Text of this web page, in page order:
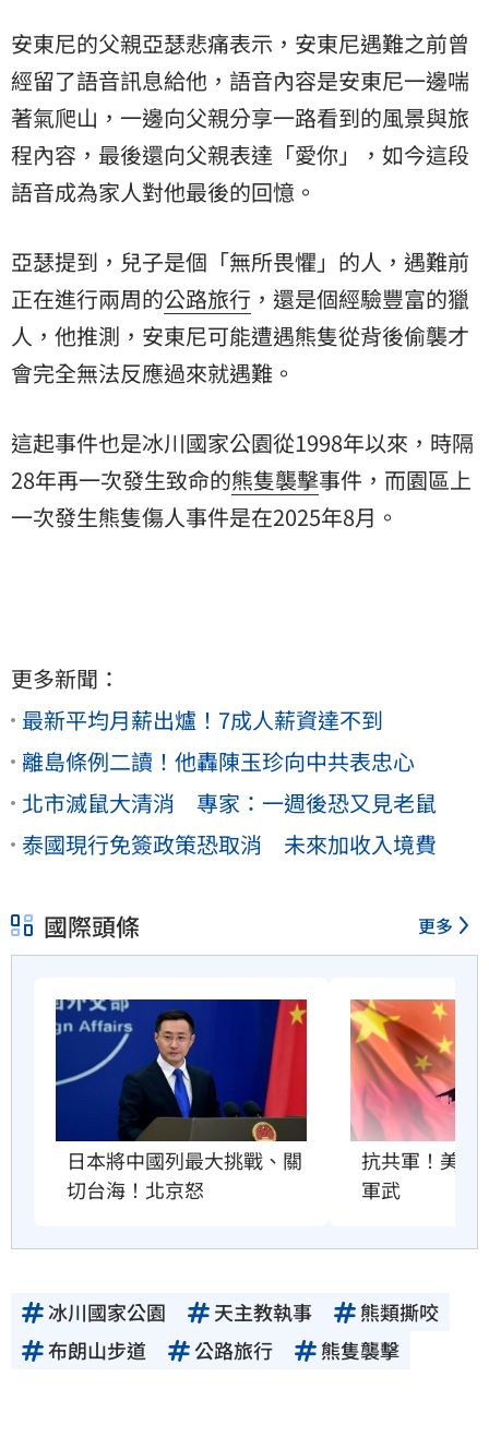
安東尼的父親亞瑟悲痛表示，安東尼遇難之前曾
經留了語音訊息給他，語音內容是安東尼一邊喘
著氣爬山，一邊向父親分享一路看到的風景與旅
程內容，最後還向父親表達「愛你」，如今這段
語音成為家人對他最後的回憶。
亞瑟提到，兒子是個「無所畏懼」的人，遇難前
正在進行兩周的公路旅行 ，還是個經驗豐富的獵
人，他推測，安東尼可能遭遇熊隻從背後偷襲才
會完全無法反應過來就遇難。
這起事件也是冰川國家公園從1998年以來，時隔
28年再一次發生致命的熊隻襲擊事件，而園區上
一次發生熊隻傷人事件是在2025年8月。
更多新聞：
最新平均月薪出爐！7成人薪資達不到
離島條例二讀！他轟陳玉珍向中共表忠心
北市滅鼠大清消 專家：一週後恐又見老鼠
泰國現行免簽政策恐取消 未來加收入境費
國際頭條 更多
日本將中國列最大挑戰、關
切台海！北京怒
抗共軍！美國
軍武
冰川國家公園 天主教執事
熊類撕咬
布朗山步道
公路旅行 熊隻襲擊